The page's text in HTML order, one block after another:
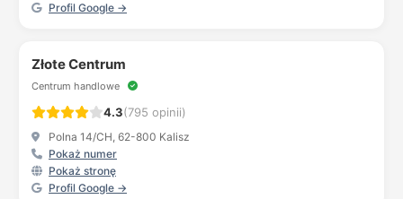
Profil Google →
Złote Centrum
Centrum handlowe
4.3(795 opinii)
Polna 14/CH, 62-800 Kalisz
Pokaż numer
Pokaż stronę
Profil Google →